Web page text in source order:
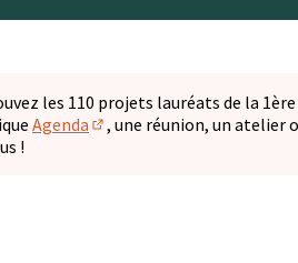
les 110 projets lauréats de la
Agenda
(S'ouvre dans un nouvel
, une réunion, un
!